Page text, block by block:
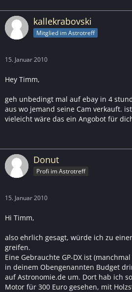
kallekrabovski
Mitglied im Astrotreff
15. Januar 2010
Hey Timm,
geh unbedingt mal auf ebay in 4
aus wo jemand seine Cam verkauft.
vieleicht wäre das ein Angobot für
Donut
Profi im Astrotreff
15. Januar 2010
Hi Timm,
also ehrlich gesagt, würde ich zu
greifen.
Eine Gebrauchte GP-DX ist
in deinem Obengenannten Budget
auf Astronomie.de um. Dort hab ich
Motor für 300 Euro gesehen, mit